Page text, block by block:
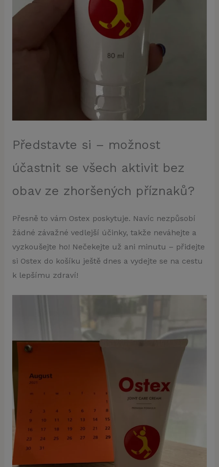
Představte si – možnost
účastnit se všech aktivit bez
obav ze zhoršených příznaků?
Přesně to vám Ostex poskytuje. Navíc nezpůsobí
žádné závažné vedlejší účinky, takže neváhejte a
vyzkoušejte ho! Nečekejte už ani minutu – přidejte
si Ostex do košíku ještě dnes a vydejte se na cestu
k lepšímu zdraví!